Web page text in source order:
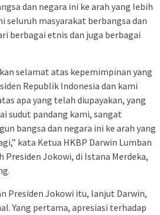
dan negara ini ke arah yang lebih
seluruh masyarakat berbangsa dan
berbagai etnis dan juga berbagai
selamat atas kepemimpinan yang
Republik Indonesia dan kami
apa yang telah diupayakan, yang
sudut pandang kami, sangat
bangsa dan negara ini ke arah yang
kata Ketua HKBP Darwin Lumban
Presiden Jokowi, di Istana Merdeka,
Presiden Jokowi itu, lanjut Darwin,
Yang pertama, apresiasi terhadap